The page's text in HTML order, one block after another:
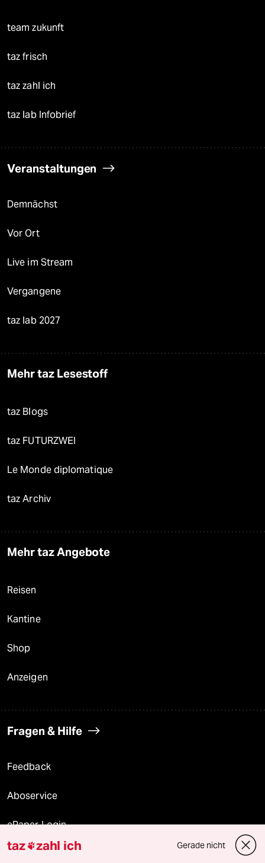
team zukunft
taz frisch
taz zahl ich
taz lab Infobrief
Veranstaltungen
Demnächst
Vor Ort
Live im Stream
Vergangene
taz lab 2027
Mehr taz Lesestoff
taz Blogs
taz FUTURZWEI
Le Monde diplomatique
taz Archiv
Mehr taz Angebote
Reisen
Kantine
Shop
Anzeigen
Fragen & Hilfe
Feedback
Aboservice
ePaper Login
Downloads für Abonnierende
taz zahl ich Gerade nicht